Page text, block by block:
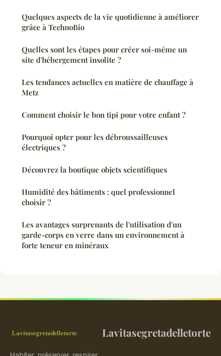
Quelques aspects de la vie quotidienne à améliorer
grâce à TechnoBio
Quelles sont les étapes pour créer soi-même un
site d'hébergement insolite ?
Les tendances actuelles en matière de chauffage à
Metz
Comment choisir le bon tipi pour votre enfant ?
Pourquoi opter pour les débroussailleuses
électriques ?
Découvrez la boutique objets scientifiques
Humidité des bâtiments : quel professionnel
choisir ?
Les avantages surprenants de l'utilisation d'un
garde-corps en verre dans un environnement à
forte teneur en minéraux
Lavitasegretadelletorte